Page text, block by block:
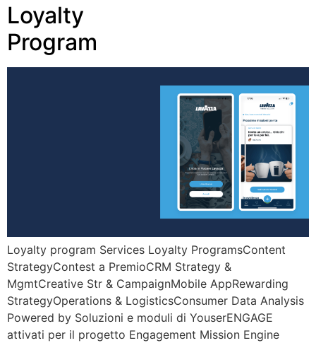
Loyalty
Program
Loyalty program Services Loyalty ProgramsContent
StrategyContest a PremioCRM Strategy &
MgmtCreative Str & CampaignMobile AppRewarding
StrategyOperations & LogisticsConsumer Data Analysis
Powered by Soluzioni e moduli di YouserENGAGE
attivati per il progetto Engagement Mission Engine